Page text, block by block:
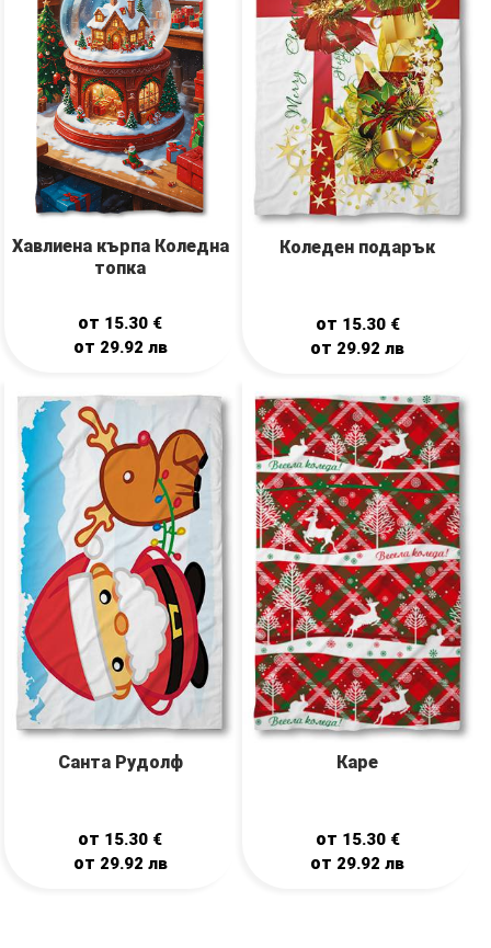
Хавлиена кърпа Коледна
топка
от 15.30 €
от 29.92 лв
Коледен подарък
от 15.30 €
от 29.92лв
Санта Рудолф
от 15.30 €
от 29.92 лв
Каре
от 15.30 €
от 29.92лв